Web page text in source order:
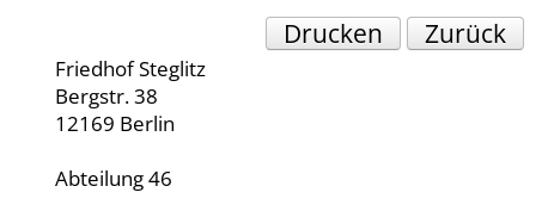
Drucken
Zurück
Friedhof Steglitz
Bergstr. 38
12169 Berlin
Abteilung 46